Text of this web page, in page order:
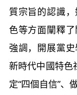
質宗旨的認識
色等方面闡釋
強調，開展黨
新時代中國特色
定“四個自信”、